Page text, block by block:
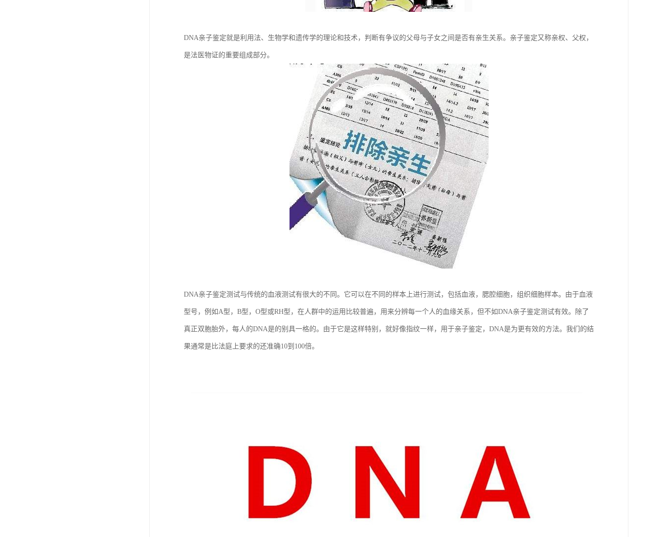
DNA亲子鉴定就是利用法、生物学和遗传学的理论和技术，判断有争议的父母与子女之间是否有亲生关系。亲子鉴定又称亲权、父权，
是法医物证的重要组成部分。
DNA亲子鉴定测试与传统的血液测试有很大的不同。它可以在不同的样本上进行测试，包括血液，腮腔细胞，组织细胞样本。由于血液
型号，例如A型，B型，O型或RH型，在人群中的运用比较普遍，用来分辨每一个人的血缘关系，但不如DNA亲子鉴定测试有效。除了
真正双胞胎外，每人的DNA是的别具一格的。由于它是这样特别，就好像指纹一样，用于亲子鉴定，DNA是为更有效的方法。我们的结
果通常是比法庭上要求的还准确10到100倍。